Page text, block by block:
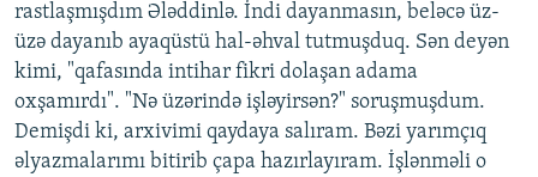
rastlaşmışdım Ələddinlə. İndi dayanmasın, beləcə üz-
üzə dayanıb ayaqüstü hal-əhval tutmuşduq. Sən deyən
kimi, "qafasında intihar fikri dolaşan adama
oxşamırdı". "Nə üzərində işləyirsən?" soruşmuşdum.
Demişdi ki, arxivimi qaydaya salıram. Bəzi yarımçıq
əlyazmalarımı bitirib çapa hazırlayıram. İşlənməli o